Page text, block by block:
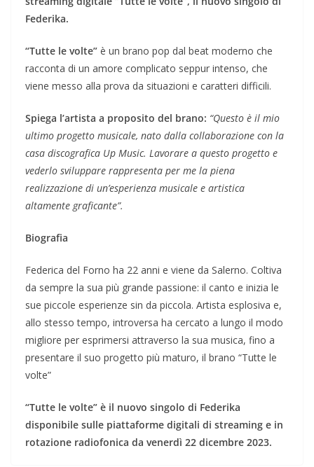
Federika.
“Tutte le volte” è un brano pop dal beat moderno che
racconta di un amore complicato seppur intenso, che
viene messo alla prova da situazioni e caratteri difficili.
Spiega l’artista a proposito del brano: “Questo è il mio
ultimo progetto musicale, nato dalla collaborazione con la
casa discografica Up Music. Lavorare a questo progetto e
vederlo sviluppare rappresenta per me la piena
realizzazione di un’esperienza musicale e artistica
altamente graficante”.
Biografia
Federica del Forno ha 22 anni e viene da Salerno. Coltiva
da sempre la sua più grande passione: il canto e inizia le
sue piccole esperienze sin da piccola. Artista esplosiva e,
allo stesso tempo, introversa ha cercato a lungo il modo
migliore per esprimersi attraverso la sua musica, fino a
presentare il suo progetto più maturo, il brano “Tutte le
volte”
“Tutte le volte” è il nuovo singolo di Federika
disponibile sulle piattaforme digitali di streaming e in
rotazione radiofonica da venerdì 22 dicembre 2023.